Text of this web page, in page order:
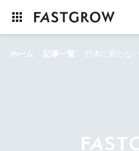
ホーム 記事一覧